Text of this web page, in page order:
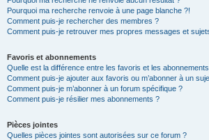
Pourquoi ma recherche renvoie à une page blanche ?!
Comment puis-je rechercher des membres ?
Comment puis-je retrouver mes propres messages et
Favoris et abonnements
Quelle est la différence entre les favoris et les
Comment puis-je ajouter aux favoris ou m’abonner à un
Comment puis-je m’abonner à un forum spécifique ?
Comment puis-je résilier mes abonnements ?
Pièces jointes
Quelles pièces jointes sont autorisées sur ce forum ?